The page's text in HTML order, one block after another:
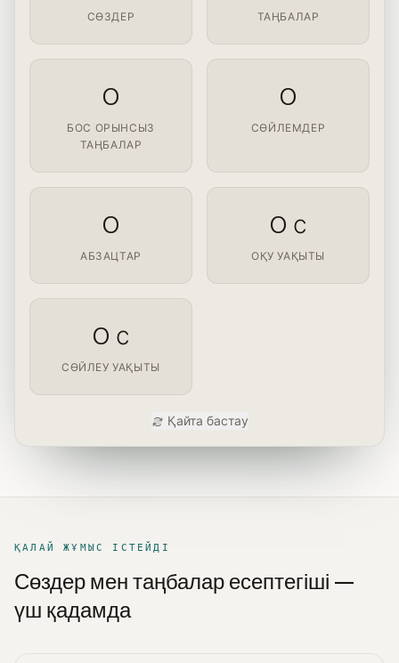
СӨЗДЕР ТАҢБАЛАР
0
БОС ОРЫНСЫЗ
ТАҢБАЛАР
0
СӨЙЛЕМДЕР
0
АБЗАЦТАР
0 с
ОҚУ УАҚЫТЫ
0 с
СӨЙЛЕУ УАҚЫТЫ
Қайта бастау
ҚАЛАЙ ЖҰМЫС ІСТЕЙДІ
Сөздер мен таңбалар есептегіші —
үш қадамда